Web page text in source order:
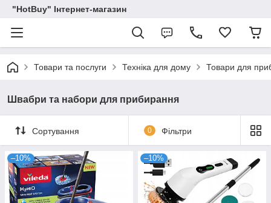
"HotBuy" Інтернет-магазин
Товари та послуги Техніка для дому Товари для
Швабри та набори для прибирання
Сортування 0 Фільтри
–10% –10%